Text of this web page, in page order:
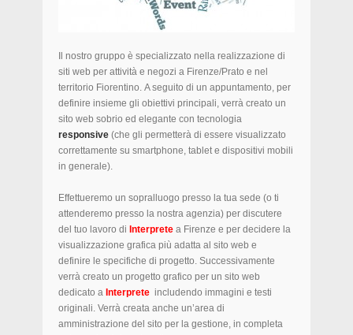
Il nostro gruppo è specializzato nella realizzazione di
siti web per attività e negozi a Firenze/Prato e nel
territorio Fiorentino. A seguito di un appuntamento, per
definire insieme gli obiettivi principali, verrà creato un
sito web sobrio ed elegante con tecnologia
responsive (che gli permetterà di essere visualizzato
correttamente su smartphone, tablet e dispositivi mobili
in generale).
Effettueremo un sopralluogo presso la tua sede (o ti
attenderemo presso la nostra agenzia) per discutere
del tuo lavoro di Interprete a Firenze e per decidere la
visualizzazione grafica più adatta al sito web e
definire le specifiche di progetto. Successivamente
verrà creato un progetto grafico per un sito web
dedicato a Interprete includendo immagini e testi
originali. Verrà creata anche un’area di
amministrazione del sito per la gestione, in completa